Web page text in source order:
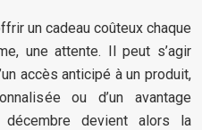
un cadeau coûteux chaque
une attente. Il peut s’agir
accès anticipé à un produit,
ou d’un avantage
devient alors la